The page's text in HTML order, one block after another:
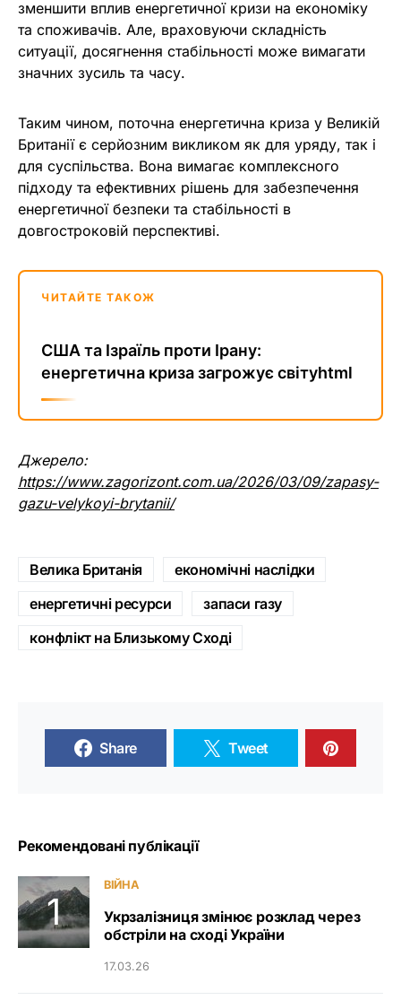
зменшити вплив енергетичної кризи на економіку
та споживачів. Але, враховуючи складність
ситуації, досягнення стабільності може вимагати
значних зусиль та часу.
Таким чином, поточна енергетична криза у Великій
Британії є серйозним викликом як для уряду, так і
для суспільства. Вона вимагає комплексного
підходу та ефективних рішень для забезпечення
енергетичної безпеки та стабільності в
довгостроковій перспективі.
ЧИТАЙТЕ ТАКОЖ
США та Ізраїль проти Ірану:
енергетична криза загрожує світуhtml
Джерело:
https://www.zagorizont.com.ua/2026/03/09/zapasy-
gazu-velykoyi-brytanii/
Велика Британія
економічні наслідки
енергетичні ресурси
запаси газу
конфлікт на Близькому Сході
Share Tweet
Рекомендовані публікації
ВІЙНА
Укрзалізниця змінює розклад через
обстріли на сході України
17.03.26